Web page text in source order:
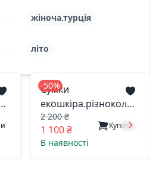
жіноча.турція
літо
-50%
Сумки
екошкіра.різнокольор.
297-1 жіноча.турція
2 200 ₴
1 100 ₴ Купити
В наявності